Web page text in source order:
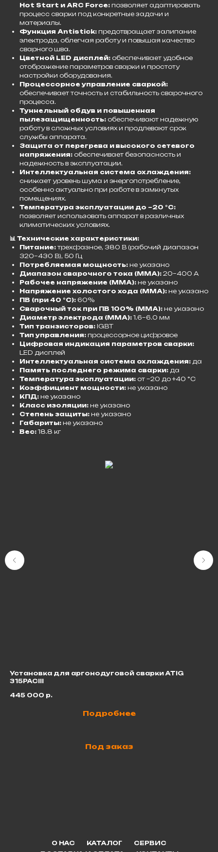
Hot Start и ARC Force: позволяет адаптировать
процесс сварки под конкретные задачи и
материалы.
Функция Antistick: предотвращает залипание
электрода, облегчая работу и повышая качество
сварного шва.
Цветной LED дисплей: обеспечивает удобное
отображение параметров сварки и простоту
настройки оборудования.
Процессорное управление сваркой:
обеспечивает точность и стабильность сварочного
процесса.
Туннельный обдув и повышенная
пылезащищенность: обеспечивают надежную
работу в сложных условиях и продлевают срок
службы аппарата.
Защита от перегрева и высокого сетевого
напряжения: обеспечивает безопасность и
надежность в эксплуатации.
Интеллектуальная система охлаждения:
снижает уровень шума и энергопотребление,
особенно актуально при работе в замкнутых
помещениях.
Температура эксплуатации до –20 °C:
позволяет использовать аппарат в различных
климатических условиях.​
📊 Технические характеристики:
Питание: трехфазное, 380 В (рабочий диапазон
320–430 В), 50 Гц
Потребляемая мощность: не указано
Диапазон сварочного тока (MMA): 20–400 А
Рабочее напряжение (MMA): не указано
Напряжение холостого хода (MMA): не указано
ПВ (при 40 °C): 60%
Сварочный ток при ПВ 100% (MMA): не указано
Диаметр электрода (MMA): 1.6–6.0 мм
Тип транзисторов: IGBT
Тип управления: процессорное цифровое
Цифровая индикация параметров сварки:
LED дисплей
Интеллектуальная система охлаждения: да
Память последнего режима сварки: да
Температура эксплуатации: от –20 до +40 °C
Коэффициент мощности: не указано
КПД: не указано
Класс изоляции: не указано
Степень защиты: не указано
Габариты: не указано
Вес: 18.8 кг
Установка для аргонодуговой сварки ATIG
315PACIII
445 000 р.
Подробнее
Под заказ
О НАС КАТАЛОГ
СЕРВИС